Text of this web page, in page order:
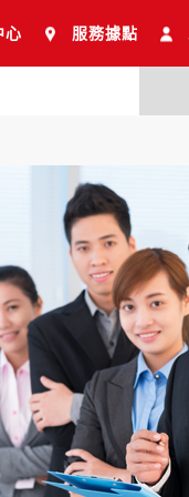
心 服務據點